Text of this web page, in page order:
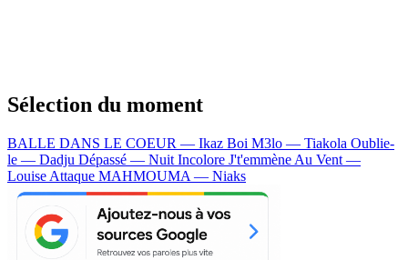
Sélection du moment
BALLE DANS LE COEUR — Ikaz Boi M3lo — Tiakola Oublie-
le — Dadju Dépassé — Nuit Incolore J't'emmène Au Vent —
Louise Attaque MAHMOUMA — Niaks